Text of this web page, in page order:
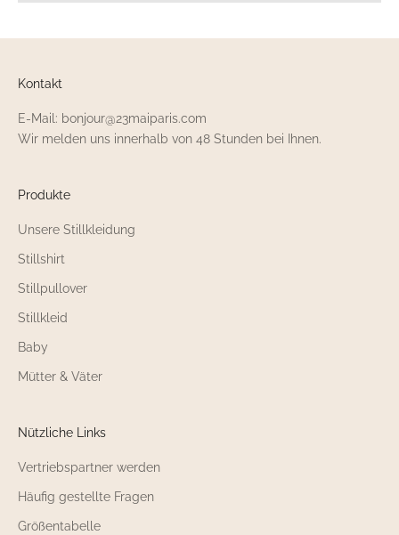
Kontakt
E-Mail: bonjour@23maiparis.com
Wir melden uns innerhalb von 48 Stunden bei Ihnen.
Produkte
Unsere Stillkleidung
Stillshirt
Stillpullover
Stillkleid
Baby
Mütter & Väter
Nützliche Links
Vertriebspartner werden
Häufig gestellte Fragen
Größentabelle